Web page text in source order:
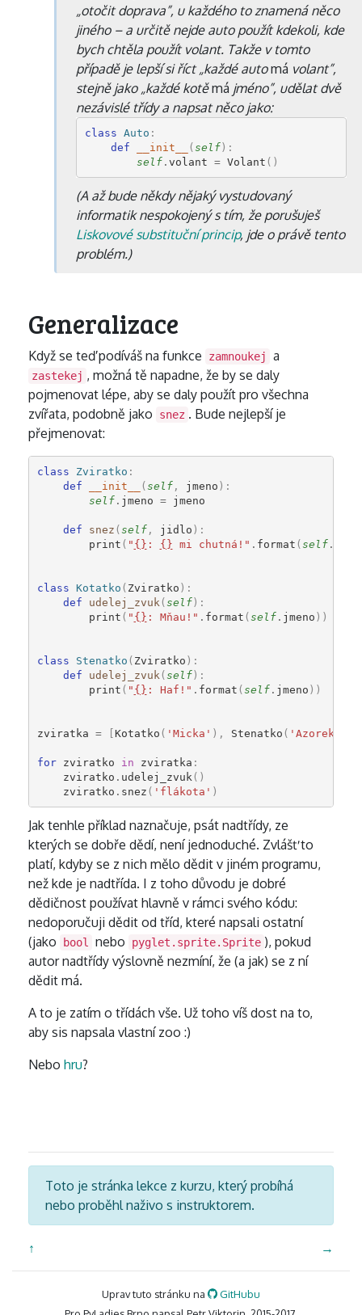
„otočit doprava”, u každého to znamená něco
jiného – a určitě nejde auto použít kdekoli, kde
bych chtěla použít volant. Takže v tomto
případě je lepší si říct „každé automá volant”,
stejně jako „každé kotěmá jméno”, udělat dvě
nezávislé třídy a napsat něco jako:
class Auto :
def
__init__ (self):
self. volant = Volant ()
(A až bude někdy nějaký vystudovaný
informatik nespokojený s tím, že porušuješ
Liskovové substituční princip, jde o právě tento
problém.)
Generalizace
Když se teď podíváš na funkce zamnoukej a
zastekej , možná tě napadne, že by se daly
pojmenovat lépe, aby se daly použít pro všechna
zvířata, podobně jako
snez . Bude nejlepší je
přejmenovat:
class Zviratko :
def
__init__ (self, jmeno ):
self. jmeno = jmeno
def snez (self, jidlo ):
print ( " {} : {} mi chutná!" . format (self.
class Kotatko ( Zviratko ):
def
udelej_zvuk (self):
print ( " {} : Mňau!" . format (self. jmeno ))
class Stenatko ( Zviratko ):
def
udelej_zvuk (self):
print ( " {} : Haf!" . format (self. jmeno ))
zviratka = [Kotatko ( 'Micka' ), Stenatko ( 'Azorek'
for zviratko in zviratka :
zviratko . udelej_zvuk ()
zviratko . snez ( 'flákota' )
Jak tenhle příklad naznačuje, psát nadtřídy, ze
kterých se dobře dědí, není jednoduché. Zvlášť to
platí, kdyby se z nich mělo dědit v jiném programu,
než kde je nadtřída. I z toho důvodu je dobré
dědičnost používat hlavně v rámci svého kódu:
nedoporučuji dědit od tříd, které napsali ostatní
(jako
bool nebo pyglet.sprite.Sprite ), pokud
autor nadtřídy výslovně nezmíní, že (a jak) se z ní
dědit má.
A to je zatím o třídách vše. Už toho víš dost na to,
aby sis napsala vlastní zoo :)
Nebo hru?
Toto je stránka lekce z kurzu, který probíhá
nebo proběhl naživo s instruktorem.
↑ →
Uprav tuto stránku na
GitHubu